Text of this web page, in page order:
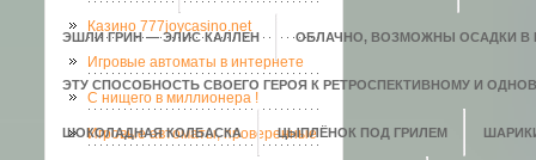
ЭШЛИ ГРИН — ЭЛИС КАЛЛЕН ОБЛАЧНО, ВОЗМОЖНЫ ОСАДКИ В
ЭТУ СПОСОБНОСТЬ СВОЕГО ГЕРОЯ К РЕТРОСПЕКТИВНОМУ И
ШОКОЛАДНАЯ КОЛБАСКА ЦЫПЛЁНОК ПОД ГРИЛЕМ
Казино 777joycasino.net
Игровые автоматы в интернете
C нищего в миллионера !
Игровые автоматы, проверенные